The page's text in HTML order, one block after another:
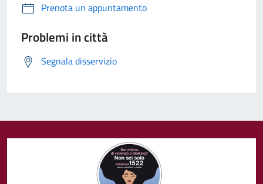
Prenota un appuntamento
Problemi in città
Segnala disservizio